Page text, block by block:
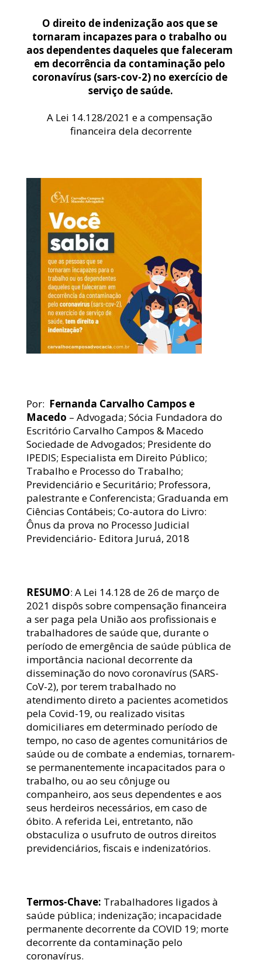
O ESCRITÓRIO
EBOOKS
DÚVIDAS
ESTÁGIO GRADUAÇÃO
VAGA SECRETARIA 2026
O direito de indenização aos que se
tornaram incapazes para o trabalho ou
aos dependentes daqueles que faleceram
em decorrência da contaminação pelo
coronavírus (sars-cov-2) no exercício de
serviço de saúde.
A Lei 14.128/2021 e a compensação
financeira dela decorrente
Por: Fernanda Carvalho Campos e
Macedo – Advogada; Sócia Fundadora do
Escritório Carvalho Campos & Macedo
Sociedade de Advogados; Presidente do
IPEDIS; Especialista em Direito Público;
Trabalho e Processo do Trabalho;
Previdenciário e Securitário; Professora,
palestrante e Conferencista; Graduanda em
Ciências Contábeis; Co-autora do Livro:
Ônus da prova no Processo Judicial
Previdenciário- Editora Juruá, 2018
RESUMO: A Lei 14.128 de 26 de março de
2021 dispôs sobre compensação financeira
a ser paga pela União aos profissionais e
trabalhadores de saúde que, durante o
período de emergência de saúde pública de
importância nacional decorrente da
disseminação do novo coronavírus (SARS-
CoV-2), por terem trabalhado no
atendimento direto a pacientes acometidos
pela Covid-19, ou realizado visitas
domiciliares em determinado período de
tempo, no caso de agentes comunitários de
saúde ou de combate a endemias, tornarem-
se permanentemente incapacitados para o
trabalho, ou ao seu cônjuge ou
companheiro, aos seus dependentes e aos
seus herdeiros necessários, em caso de
óbito. A referida Lei, entretanto, não
obstaculiza o usufruto de outros direitos
previdenciários, fiscais e indenizatórios.
Termos-Chave: Trabalhadores ligados à
saúde pública; indenização; incapacidade
permanente decorrente da COVID 19; morte
decorrente da contaminação pelo
coronavírus.